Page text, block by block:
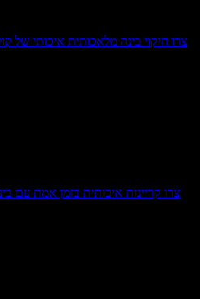
צרו חיקוי בינה מלאכותית איכותי של
צרו קריינות איכותית בזמן אמת עם